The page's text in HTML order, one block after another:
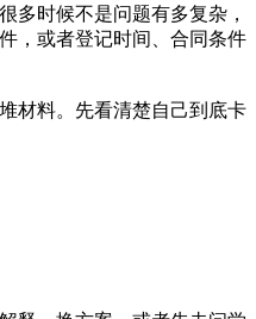
多时候不是问题有多复杂，
，或者登记时间、合同条件
材料。先看清楚自己到底卡